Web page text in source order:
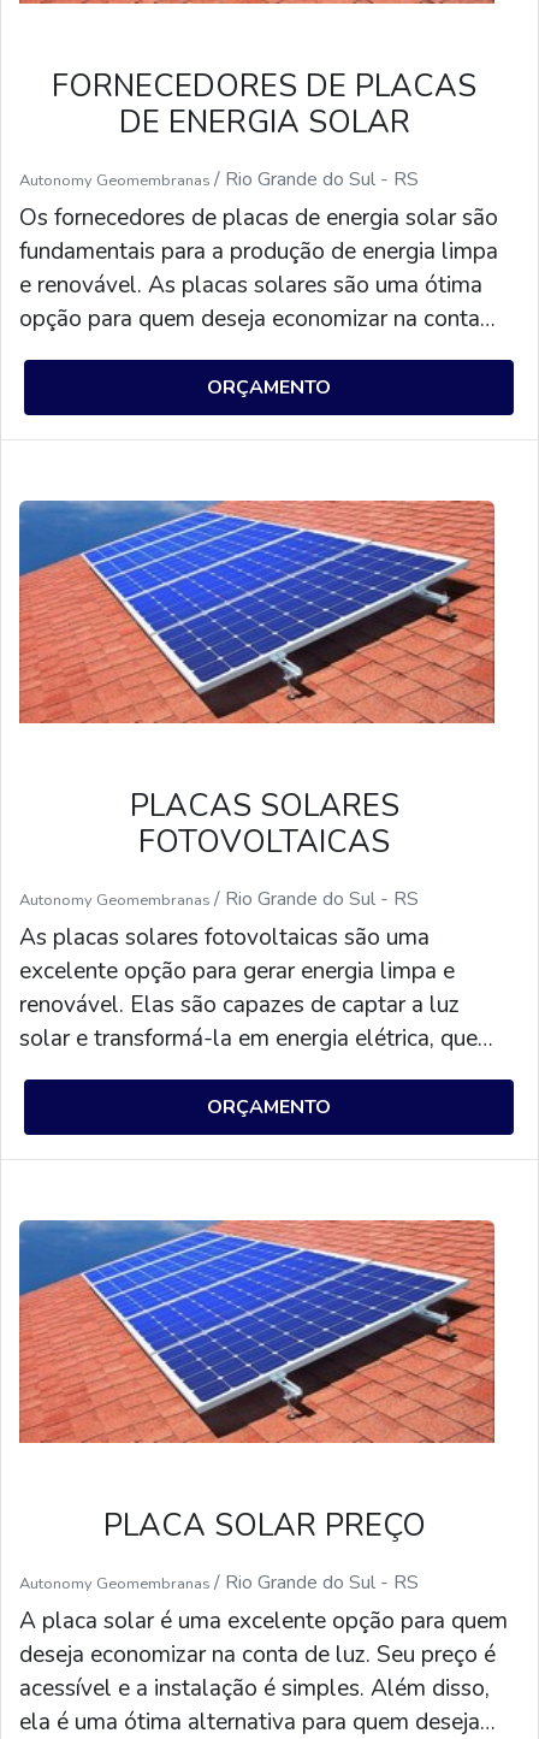
FORNECEDORES DE PLACAS
DE ENERGIA SOLAR
Autonomy Geomembranas / Rio Grande do Sul - RS
Os fornecedores de placas de energia solar são
fundamentais para a produção de energia limpa
e renovável. As placas solares são uma ótima
opção para quem deseja economizar na conta
de luz e contribuir para o meio ambiente. Os
fornecedores de placas de energia solar
oferecem diversos modelos de placas, com
também oferecem serviços de instalação e
manutenção para garantir que as placas
funcionem corretamente.
ORÇAMENTO
PLACAS SOLARES
FOTOVOLTAICAS
Autonomy Geomembranas / Rio Grande do Sul - RS
As placas solares fotovoltaicas são uma
excelente opção para gerar energia limpa e
renovável. Elas são capazes de captar a luz
solar e transformá-la em energia elétrica, que
pode ser usada para alimentar residências,
empresas e outros locais. Além disso, as placas
solares fotovoltaicas são eficientes, duráveis e
energia, pois a energia solar é gratuita.
ORÇAMENTO
PLACA SOLAR PREÇO
Autonomy Geomembranas / Rio Grande do Sul - RS
A placa solar é uma excelente opção para quem
deseja economizar na conta de luz. Seu preço é
acessível e a instalação é simples. Além disso,
ela é uma ótima alternativa para quem deseja